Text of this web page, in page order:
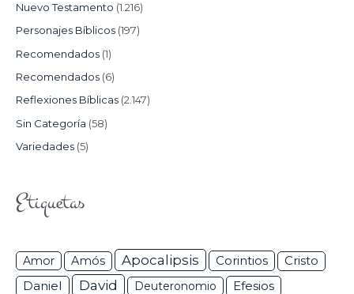
Nuevo Testamento (1.216)
Personajes Bíblicos (197)
Recomendados (1)
Recomendados (6)
Reflexiones Bíblicas (2.147)
Sin Categoría (58)
Variedades (5)
Etiquetas
Amor Amós Apocalipsis Corintios Cristo
Daniel David Deuteronomio Efesios